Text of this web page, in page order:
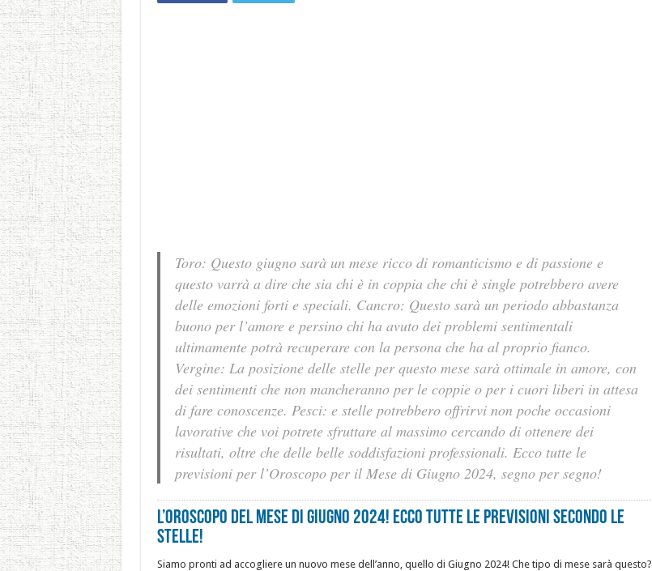
Toro: Questo giugno sarà un mese ricco di romanticismo e di passione e
questo varrà a dire che sia chi è in coppia che chi è single potrebbero avere
delle emozioni forti e speciali. Cancro: Questo sarà un periodo abbastanza
buono per l’amore e persino chi ha avuto dei problemi sentimentali
ultimamente potrà recuperare con la persona che ha al proprio fianco.
Vergine: La posizione delle stelle per questo mese sarà ottimale in amore, con
dei sentimenti che non mancheranno per le coppie o per i cuori liberi in attesa
di fare conoscenze. Pesci: e stelle potrebbero offrirvi non poche occasioni
lavorative che voi potrete sfruttare al massimo cercando di ottenere dei
risultati, oltre che delle belle soddisfazioni professionali. Ecco tutte le
previsioni per l’Oroscopo per il Mese di Giugno 2024, segno per segno!
L’OROSCOPO DEL MESE DI GIUGNO 2024! ECCO TUTTE LE PREVISIONI SECONDO LE
STELLE!
Siamo pronti ad accogliere un nuovo mese dell’anno, quello di Giugno 2024! Che tipo di mese sarà questo?